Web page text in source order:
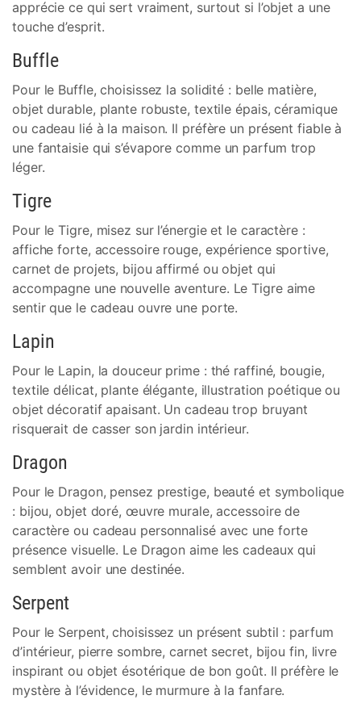
apprécie ce qui sert vraiment, surtout si l’objet a une
touche d’esprit.
Buffle
Pour le Buffle, choisissez la solidité : belle matière,
objet durable, plante robuste, textile épais, céramique
ou cadeau lié à la maison. Il préfère un présent fiable à
une fantaisie qui s’évapore comme un parfum trop
léger.
Tigre
Pour le Tigre, misez sur l’énergie et le caractère :
affiche forte, accessoire rouge, expérience sportive,
carnet de projets, bijou affirmé ou objet qui
accompagne une nouvelle aventure. Le Tigre aime
sentir que le cadeau ouvre une porte.
Lapin
Pour le Lapin, la douceur prime : thé raffiné, bougie,
textile délicat, plante élégante, illustration poétique ou
objet décoratif apaisant. Un cadeau trop bruyant
risquerait de casser son jardin intérieur.
Dragon
Pour le Dragon, pensez prestige, beauté et symbolique
: bijou, objet doré, œuvre murale, accessoire de
caractère ou cadeau personnalisé avec une forte
présence visuelle. Le Dragon aime les cadeaux qui
semblent avoir une destinée.
Serpent
Pour le Serpent, choisissez un présent subtil : parfum
d’intérieur, pierre sombre, carnet secret, bijou fin, livre
inspirant ou objet ésotérique de bon goût. Il préfère le
mystère à l’évidence, le murmure à la fanfare.